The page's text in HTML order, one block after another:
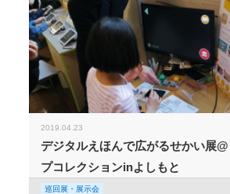
2019.04.23
デジタルえほんで広がるせかい展
プコレクションinよしもと
巡回展・展示会